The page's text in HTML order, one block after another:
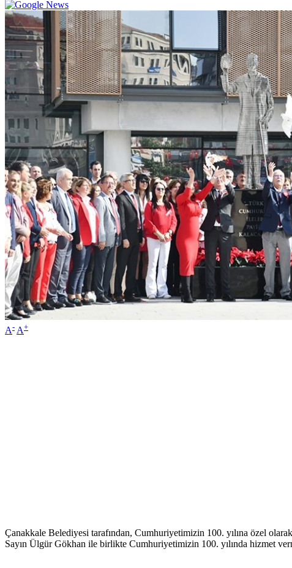
A- A+
Çanakkale Belediyesi tarafından, Cumhuriyetimizin 100. yılına özel
Sayın Ülgür Gökhan ile birlikte Cumhuriyetimizin 100. yılında hizmet